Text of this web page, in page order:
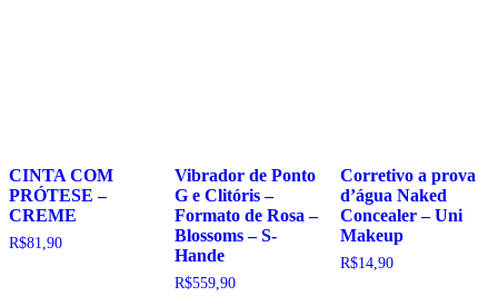
CINTA COM
PRÓTESE –
CREME
R$81,90
Vibrador de Ponto
G e Clitóris –
Formato de Rosa –
Blossoms – S-
Hande
R$559,90
Corretivo a prova
d’água Naked
Concealer – Uni
Makeup
R$14,90